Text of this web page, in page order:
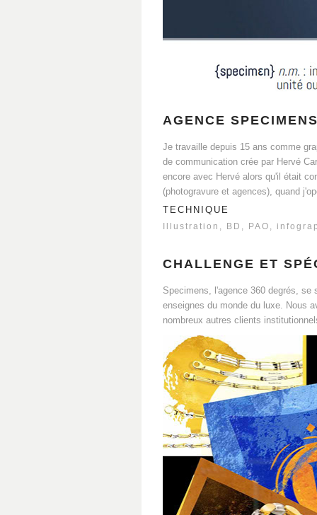
CHALLENGE ET
Specimens, l'agence 360 degrés,
enseignes du monde du luxe. Nous
nombreux autres clients
AGENCE
Je travaille depuis 15 ans comme
de communication crée par Hervé
encore avec Hervé alors qu'il était
(photogravure et agences), quand
TECHNIQUE
Illustration, BD, PAO,